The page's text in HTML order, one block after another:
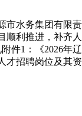
水务集团有限责
顺利推进，补齐人
件1：《2026年辽
才招聘岗位及其资